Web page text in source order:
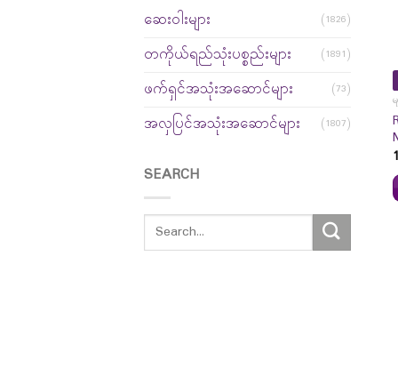
ဆေးဝါးများ (1826)
တကိုယ်ရည်သုံးပစ္စည်းများ (1891)
ဖက်ရှင်အသုံးအဆောင်များ (73)
အလှပြင်အသုံးအဆောင်များ (1807)
SEARCH